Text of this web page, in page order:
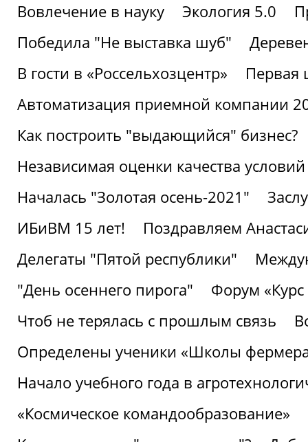
Вовлечение в науку
Экология 5.0
Победила "Не выставка шуб"
В гости в «Россельхозцентр»
Первая
Автоматизация приемной компании
Как построить "выдающийся" бизнес?
Независимая оценки качества
Началась "Золотая осень-2021"
ИБиВМ 15 лет!
Поздравляем
Делегаты "Пятой республики"
"День осеннего пирога"
Форум «Курс
Чтоб не терялась с прошлым связь
Определены ученики «Школы
Начало учебного года в
«Космическое командообразование»